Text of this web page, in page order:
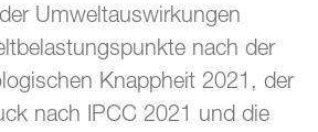
Umweltauswirkungen
nach der
Knappheit 2021, der
nach IPCC 2021 und die